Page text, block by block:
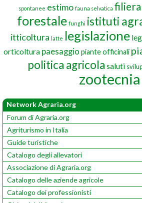
spontanee estimo fauna selvatica
forestale funghi istituti
itticoltura latte legislazione
orticoltura paesaggio piante officinali
politica agricola saluti
zootecnia
Network Agraria.org
Forum di Agraria.org
Agriturismo in Italia
Guide turistiche
Catalogo degli allevatori
Associazione di Agraria.org
Catalogo delle aziende agricole
Catalogo dei professionisti